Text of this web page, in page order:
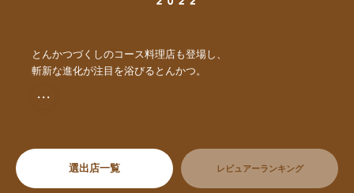
とんかつづくしのコース料理店も登場し、
斬新な進化が注目を浴びるとんかつ。
・・・
選出店一覧 レビュアーランキング